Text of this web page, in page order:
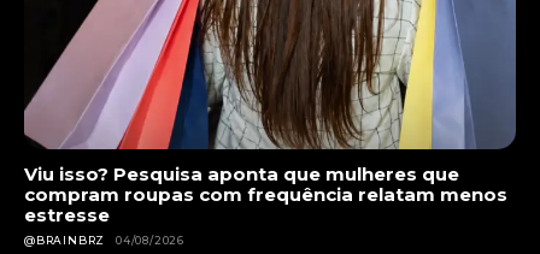
Viu isso? Pesquisa aponta que mulheres que
compram roupas com frequência relatam menos
estresse
@BRAINBRZ 04/08/2026